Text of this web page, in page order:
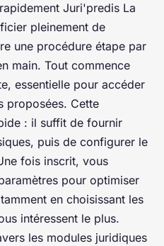
Juri'predis La
pleinement de
une procédure étape par
main. Tout commence
essentielle pour accéder
proposées. Cette
: il suffit de fournir
puis de configurer le
fois inscrit, vous
pour optimiser
en choisissant les
intéressent le plus.
les modules juridiques